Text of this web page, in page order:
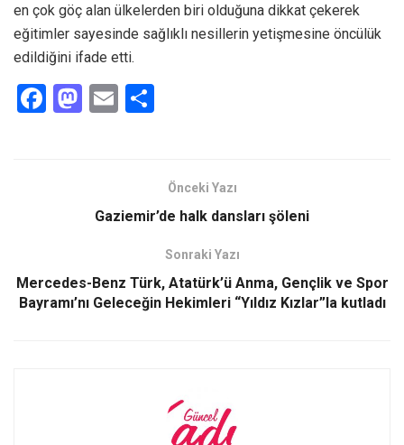
en çok göç alan ülkelerden biri olduğuna dikkat çekerek
eğitimler sayesinde sağlıklı nesillerin yetişmesine öncülük
edildiğini ifade etti.
F
k
M
d
n
E
Önceki Yazı
Gaziemir’de halk dansları şöleni
Sonraki Yazı
Mercedes-Benz Türk, Atatürk’ü Anma, Gençlik ve Spor
Bayramı’nı Geleceğin Hekimleri “Yıldız Kızlar”la kutladı